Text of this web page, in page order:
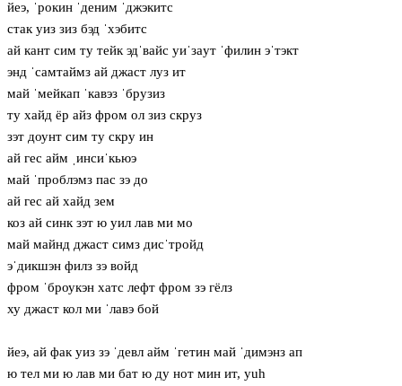
йеэ, ˈрокин ˈденим ˈджэкитс
стак уиз зиз бэд ˈхэбитс
ай кант сим ту тейк эдˈвайс уиˈзaут ˈфилин эˈтэкт
энд ˈсамтаймз ай джаст луз ит
май ˈмейкап ˈкавэз ˈбрузиз
ту хайд ёр айз фром ол зиз скруз
зэт доунт сим ту скру ин
ай гес айм ˌинсиˈкьюэ
май ˈпроблэмз пас зэ до
ай гес ай хайд зем
коз ай синк зэт ю уил лав ми мо
май майнд джаст симз дисˈтройд
эˈдикшэн филз зэ войд
фром ˈброукэн хатс лефт фром зэ гёлз
ху джаст кол ми ˈлавэ бой
йеэ, ай фак уиз зэ ˈдевл айм ˈгетин май ˈдимэнз ап
ю тел ми ю лав ми бат ю ду нот мин ит, yuh